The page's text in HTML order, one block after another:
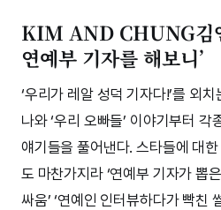
KIM AND CHUNG김
연예부 기자를 해보니’
‘우리가 레알 성덕 기자다!’를 외
나와 ‘우리 오빠들’ 이야기부터
얘기들을 풀어낸다. 스타들에 대
도 마찬가지라 ‘연예부 기자가 뽑
싸움’ ‘연예인 인터뷰하다가 빡친